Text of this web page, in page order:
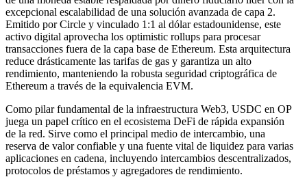
excepcional escalabilidad de una solución avanzada de capa 2.
Emitido por Circle y vinculado 1:1 al dólar estadounidense, este
activo digital aprovecha los optimistic rollups para procesar
transacciones fuera de la capa base de Ethereum. Esta arquitectura
reduce drásticamente las tarifas de gas y garantiza un alto
rendimiento, manteniendo la robusta seguridad criptográfica de
Ethereum a través de la equivalencia EVM.
Como pilar fundamental de la infraestructura Web3, USDC en OP
juega un papel crítico en el ecosistema DeFi de rápida expansión
de la red. Sirve como el principal medio de intercambio, una
reserva de valor confiable y una fuente vital de liquidez para varias
aplicaciones en cadena, incluyendo intercambios descentralizados,
protocolos de préstamos y agregadores de rendimiento.